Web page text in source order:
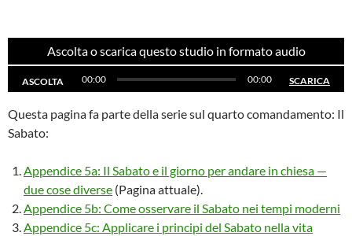
Ascolta o scarica questo studio in formato audio
ASCOLTA 00:00 00:00 SCARICA
Questa pagina fa parte della serie sul quarto comandamento: Il
Sabato:
Appendice 5a: Il Sabato e il giorno per andare in chiesa —
due cose diverse (Pagina attuale).
Appendice 5b: Come osservare il Sabato nei tempi moderni
Appendice 5c: Applicare i principi del Sabato nella vita